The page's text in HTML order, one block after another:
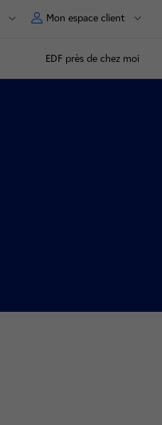
Mon espace client
EDF près de chez moi